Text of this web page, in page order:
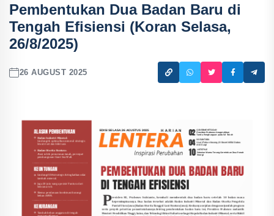
Pembentukan Dua Badan Baru di
Tengah Efisiensi (Koran Selasa,
26/8/2025)
26 AUGUST 2025